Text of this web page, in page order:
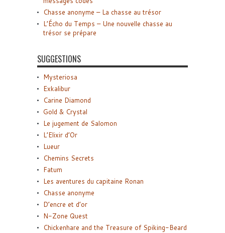
Chasse anonyme – La chasse au trésor
L’Écho du Temps – Une nouvelle chasse au
trésor se prépare
SUGGESTIONS
Mysteriosa
Exkalibur
Carine Diamond
Gold & Crystal
Le jugement de Salomon
L’Elixir d’Or
Lueur
Chemins Secrets
Fatum
Les aventures du capitaine Ronan
Chasse anonyme
D’encre et d’or
N-Zone Quest
Chickenhare and the Treasure of Spiking-Beard